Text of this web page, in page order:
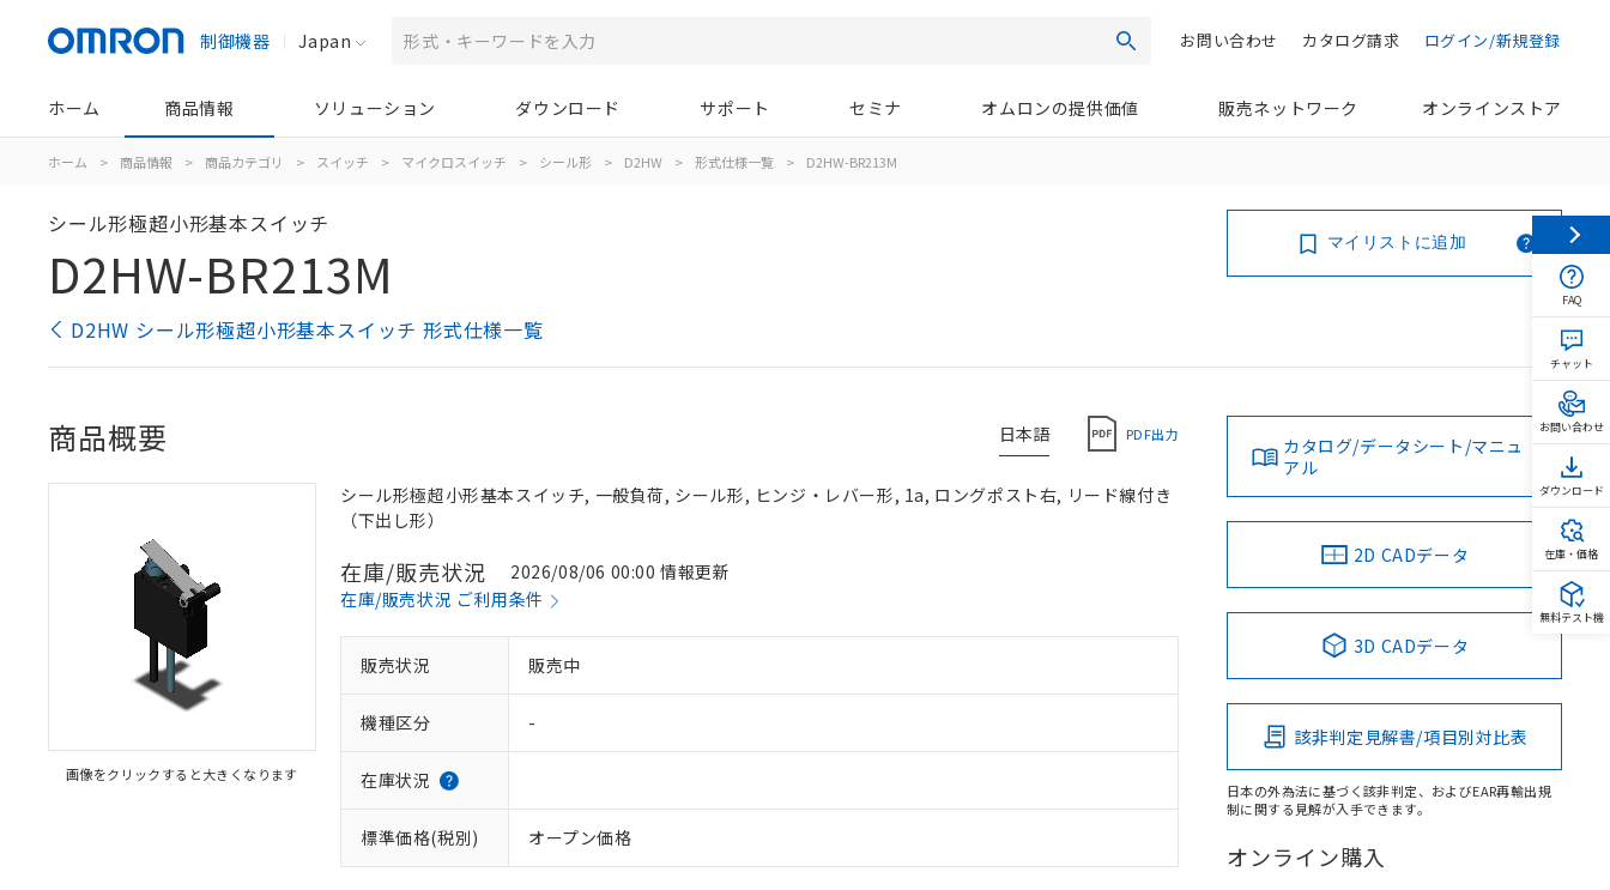
制御機器 Japan 検索 ログイン/新規登録
カタログ請求
お問い合わせ
ホーム 商品情報 ソリューション ダウンロード サポート セミナ オムロンの提供価値 販売ネットワーク オンラインストア
ホーム > 商品情報 > 商品カテゴリ > スイッチ > マイクロスイッチ > シール形 > D2HW > 形式仕様一覧 > D2HW-BR213M
シール形極超小形基本スイッチ
D2HW-BR213M
D2HW シール形極超小形基本スイッチ 形式仕様一覧
マイリストに追加
日本語 PDF出力
商品概要
画像をクリックすると大きくなります
シール形極超小形基本スイッチ, 一般負荷, シール形, ヒンジ・レバー形, 1a, ロングポスト右, リード線付き
（下出し形）
在庫/販売状況
2026/08/06 00:00 情報更新
在庫/販売状況 ご利用条件
販売状況 販売中
機種区分 -
在庫状況
標準価格(税別) オープン価格
カタログ/データシート/マニュ
アル
2D CADデータ
3D CADデータ
該非判定見解書/項目別対比表
日本の外為法に基づく該非判定、およびEAR再輸出規
制に関する見解が入手できます。
オンライン購入
FAQ
チャット
お問い合わせ
ダウンロード
在庫・価格
無料テスト機